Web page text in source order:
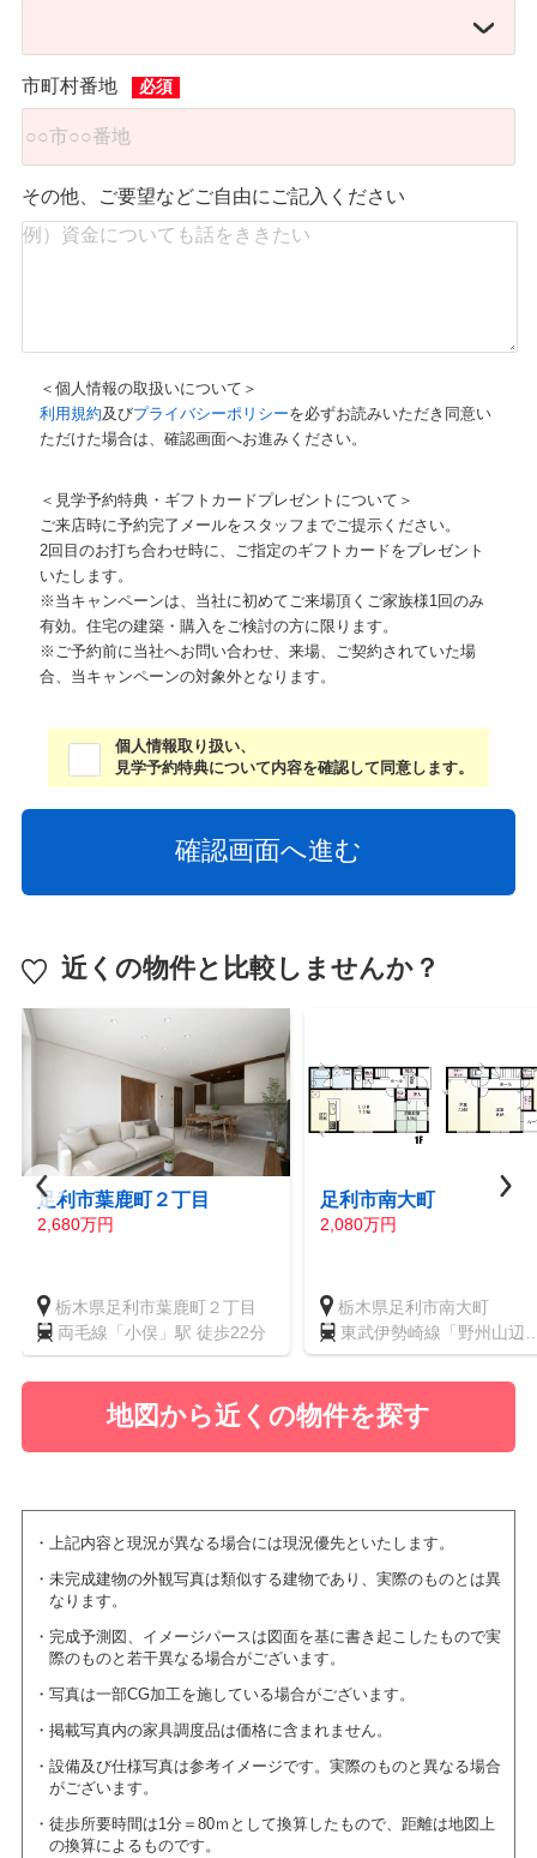
市町村番地
その他、ご要望などご自由にご記入ください
＜個人情報の取扱いについて＞
利用規約及びプライバシーポリシーを必ずお読みいただき同意い
ただけた場合は、確認画面へお進みください。
＜見学予約特典・ギフトカードプレゼントについて＞
ご来店時に予約完了メールをスタッフまでご提示ください。
2回目のお打ち合わせ時に、ご指定のギフトカードをプレゼント
いたします。
※当キャンペーンは、当社に初めてご来場頂くご家族様1回のみ
有効。住宅の建築・購入をご検討の方に限ります。
※ご予約前に当社へお問い合わせ、来場、ご契約されていた場
合、当キャンペーンの対象外となります。
個人情報取り扱い、
見学予約特典について内容を確認して同意します。
近くの物件と比較しませんか？
足利市葉鹿町２丁目
2,680万円
栃木県足利市葉鹿町２丁目
両毛線「小俣」駅 徒歩22分
足利市南大町
2,080万円
栃木県足利市南大町
東武伊勢崎線「野州山辺
駅 徒歩15分
地図から近くの物件を探す
上記内容と現況が異なる場合には現況優先といたします。
未完成建物の外観写真は類似する建物であり、実際のものとは異
なります。
完成予測図、イメージパースは図面を基に書き起こしたもので実
際のものと若干異なる場合がございます。
写真は一部CG加工を施している場合がございます。
掲載写真内の家具調度品は価格に含まれません。
設備及び仕様写真は参考イメージです。実際のものと異なる場合
がございます。
徒歩所要時間は1分＝80ｍとして換算したもので、距離は地図上
の換算によるものです。